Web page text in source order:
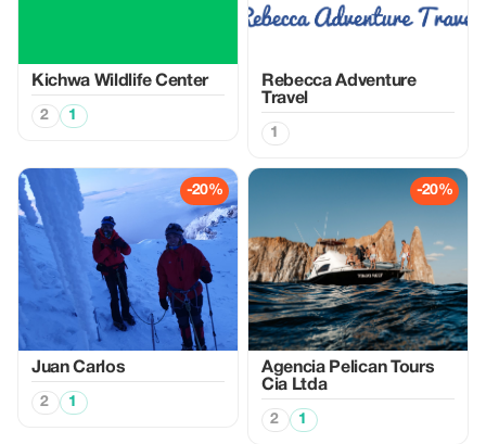
Kichwa Wildlife Center
2 1
Rebecca Adventure
Travel
1
-20%
Juan Carlos
2 1
-20%
Agencia Pelican Tours
Cia Ltda
2 1